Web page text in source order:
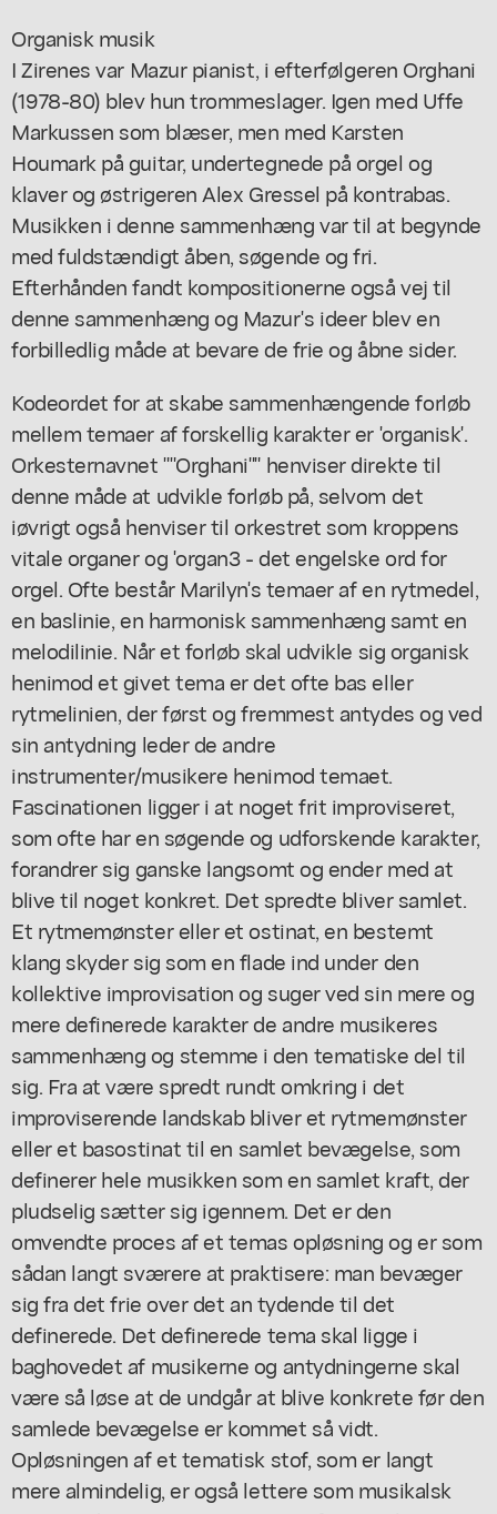
Organisk musik
I Zirenes var Mazur pianist, i efterfølgeren Orghani
(1978-80) blev hun trommeslager. Igen med Uffe
Markussen som blæser, men med Karsten
Houmark på guitar, undertegnede på orgel og
klaver og østrigeren Alex Gressel på kontrabas.
Musikken i denne sammenhæng var til at begynde
med fuldstændigt åben, søgende og fri.
Efterhånden fandt kompositionerne også vej til
denne sammenhæng og Mazur's ideer blev en
forbilledlig måde at bevare de frie og åbne sider.
Kodeordet for at skabe sammenhængende forløb
mellem temaer af forskellig karakter er 'organisk'.
Orkesternavnet ""Orghani"" henviser direkte til
denne måde at udvikle forløb på, selvom det
iøvrigt også henviser til orkestret som kroppens
vitale organer og 'organ3 - det engelske ord for
orgel. Ofte består Marilyn's temaer af en rytmedel,
en baslinie, en harmonisk sammenhæng samt en
melodilinie. Når et forløb skal udvikle sig organisk
henimod et givet tema er det ofte bas eller
rytmelinien, der først og fremmest antydes og ved
sin antydning leder de andre
instrumenter/musikere henimod temaet.
Fascinationen ligger i at noget frit improviseret,
som ofte har en søgende og udforskende karakter,
forandrer sig ganske langsomt og ender med at
blive til noget konkret. Det spredte bliver samlet.
Et rytmemønster eller et ostinat, en bestemt
klang skyder sig som en flade ind under den
kollektive improvisation og suger ved sin mere og
mere definerede karakter de andre musikeres
sammenhæng og stemme i den tematiske del til
sig. Fra at være spredt rundt omkring i det
improviserende landskab bliver et rytmemønster
eller et basostinat til en samlet bevægelse, som
definerer hele musikken som en samlet kraft, der
pludselig sætter sig igennem. Det er den
omvendte proces af et temas opløsning og er som
sådan langt sværere at praktisere: man bevæger
sig fra det frie over det an tydende til det
definerede. Det definerede tema skal ligge i
baghovedet af musikerne og antydningerne skal
være så løse at de undgår at blive konkrete før den
samlede bevægelse er kommet så vidt.
Opløsningen af et tematisk stof, som er langt
mere almindelig, er også lettere som musikalsk